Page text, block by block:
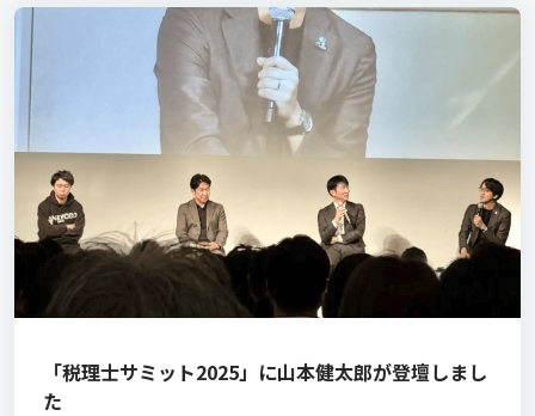
「税理士サミット2025」に山本健太郎が登壇しまし
た